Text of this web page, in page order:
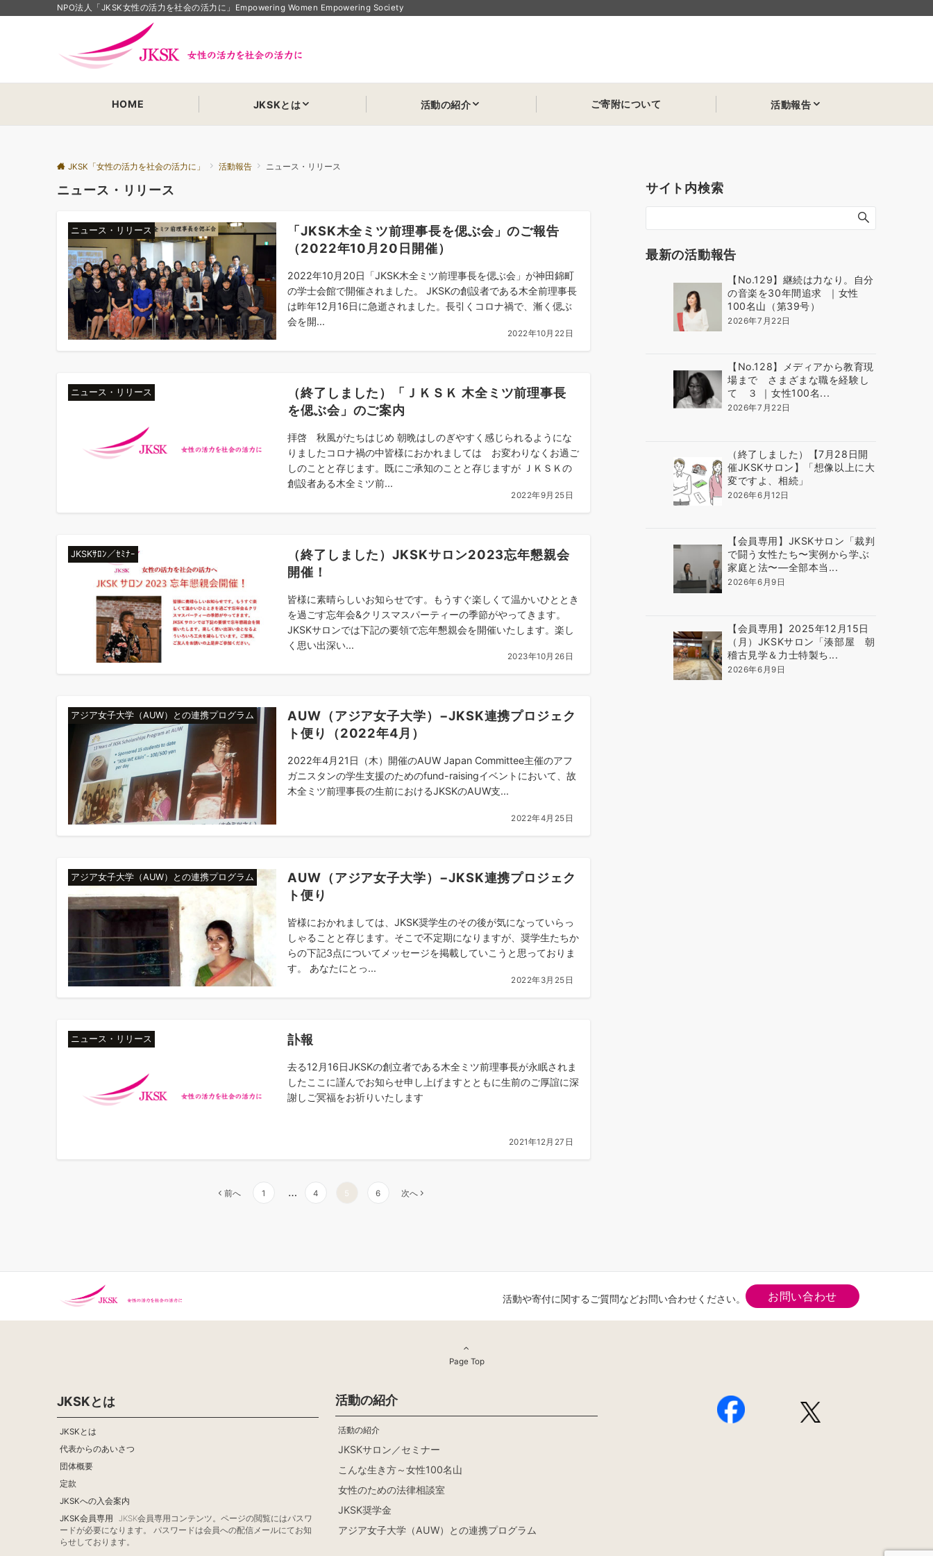
NPO法人「JKSK女性の活力を社会の活力に」Empowering Women Empowering Society
HOME JKSKとは 活動の紹介 ご寄附について 活動報告
JKSK「女性の活力を社会の活力に」 活動報告 ニュース・リリース
ニュース・リリース
ニュース・リリース
「JKSK木全ミツ前理事長を偲ぶ会」のご報告
（2022年10月20日開催）
2022年10月20日「JKSK木全ミツ前理事長を偲ぶ会」が神田錦町
の学士会館で開催されました。 JKSKの創設者である木全前理事長
は昨年12月16日に急逝されました。長引くコロナ禍で、漸く偲ぶ
会を開...
2022年10月22日
ニュース・リリース
（終了しました）「ＪＫＳＫ 木全ミツ前理事長
を偲ぶ会」のご案内
拝啓 秋風がたちはじめ 朝晩はしのぎやすく感じられるようにな
りましたコロナ禍の中皆様におかれましては お変わりなくお過ご
しのことと存じます。既にご承知のことと存じますが ＪＫＳＫの
創設者ある木全ミツ前...
2022年9月25日
JKSKｻﾛﾝ／ｾﾐﾅｰ
（終了しました）JKSKサロン2023忘年懇親会
開催！
皆様に素晴らしいお知らせです。もうすぐ楽しくて温かいひととき
を過ごす忘年会&クリスマスパーティーの季節がやってきます。
JKSKサロンでは下記の要領で忘年懇親会を開催いたします。楽し
く思い出深い...
2023年10月26日
アジア女子大学（AUW）との連携プログラム
AUW（アジア女子大学）−JKSK連携プロジェク
ト便り（2022年4月）
2022年4月21日（木）開催のAUW Japan Committee主催のアフ
ガニスタンの学生支援のためのfund-raisingイベントにおいて、故
木全ミツ前理事長の生前におけるJKSKのAUW支...
2022年4月25日
アジア女子大学（AUW）との連携プログラム
AUW（アジア女子大学）−JKSK連携プロジェク
ト便り
皆様におかれましては、JKSK奨学生のその後が気になっていらっ
しゃることと存じます。そこで不定期になりますが、奨学生たちか
らの下記3点についてメッセージを掲載していこうと思っておりま
す。 あなたにとっ...
2022年3月25日
ニュース・リリース 訃報
去る12月16日JKSKの創立者である木全ミツ前理事長が永眠されま
したここに謹んでお知らせ申し上げますとともに生前のご厚誼に深
謝しご冥福をお祈りいたします
2021年12月27日
ジ
前へ 1 … 4 5 6 次へ
サイト内検索
最新の活動報告
【No.129】継続は力なり。自分
の音楽を30年間追求 ｜女性
100名山（第39号）
2026年7月22日
【No.128】メディアから教育現
場まで さまざまな職を経験し
て ３ ｜女性100名...
2026年7月22日
（終了しました）【7月28日開
催JKSKサロン】「想像以上に大
変ですよ、相続」
2026年6月12日
【会員専用】JKSKサロン「裁判
で闘う女性たち〜実例から学ぶ
家庭と法〜―全部本当...
2026年6月9日
【会員専用】2025年12月15日
（月）JKSKサロン「湊部屋 朝
稽古見学＆力士特製ち...
2026年6月9日
活動や寄付に関するご質問などお問い合わせください。 お問い合わせ
Page Top
JKSKとは
JKSKとは
代表からのあいさつ
団体概要
定款
JKSKへの入会案内
JKSK会員専用
JKSK会員専用コンテンツ。ページの閲覧にはパスワ
ードが必要になります。 パスワードは会員への配信メールにてお知
らせしております。
活動の紹介
活動の紹介
JKSKサロン／セミナー
こんな生き方～女性100名山
女性のための法律相談室
JKSK奨学金
アジア女子大学（AUW）との連携プログラム